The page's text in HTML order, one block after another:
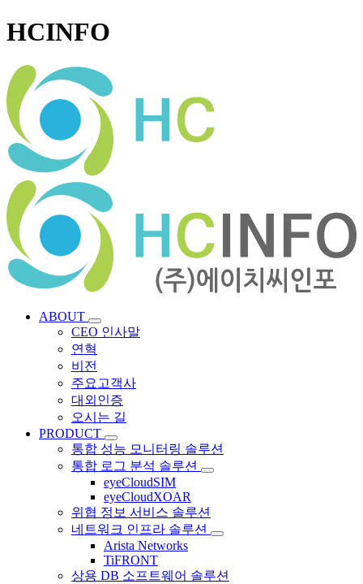
HCINFO
ABOUT
CEO 인사말
연혁
비전
주요고객사
대외인증
오시는 길
PRODUCT
통합 성능 모니터링 솔루션
통합 로그 분석 솔루션
eyeCloudSIM
eyeCloudXOAR
위협 정보 서비스 솔루션
네트워크 인프라 솔루션
Arista Networks
TiFRONT
상용 DB 소프트웨어 솔루션